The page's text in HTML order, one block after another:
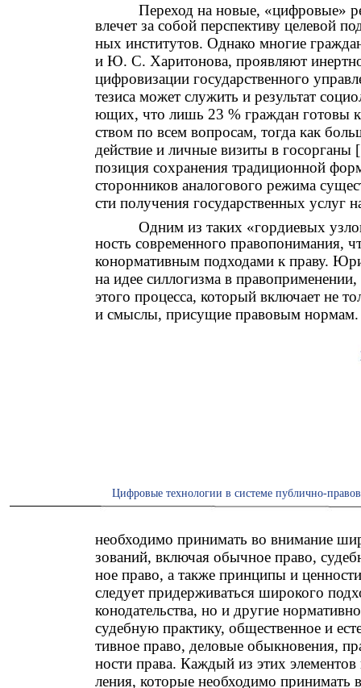
Переход на новые, «цифровые»
влечет за собой перспективу целевой
ных институтов. Однако многие
и Ю. С. Харитонова, проявляют
цифровизации государственного
тезиса может служить и результат
ющих, что лишь 23 % граждан готовы
ством по всем вопросам, тогда как
действие и личные визиты в госорганы
позиция сохранения традиционной
сторонников аналогового режима
сти получения государственных услуг
Одним из таких «гордиевых
ность современного правопонимания,
конормативным подходами к праву.
на идее силлогизма в
этого процесса, который включает не
и смыслы, присущие правовым нормам.
Цифровые технологии в системе публично-
необходимо принимать во внимание
зований, включая обычное право,
ное право, а также принципы и
следует придерживаться широкого
конодательства, но и другие
судебную практику, общественное и
тивное право, деловые обыкновения,
ности права. Каждый из этих
ления, которые необходимо принимать